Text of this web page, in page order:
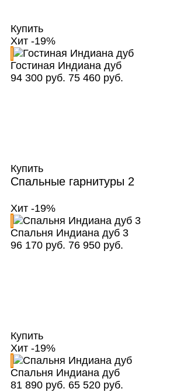
Купить
Хит -19%
Гостиная Индиана дуб
94 300 руб. 75 460 руб.
Купить
Спальные гарнитуры 2
Хит -19%
Спальня Индиана дуб 3
96 170 руб. 76 950 руб.
Купить
Хит -19%
Спальня Индиана дуб
81 890 руб. 65 520 руб.